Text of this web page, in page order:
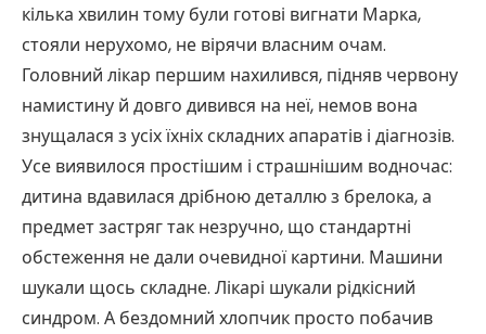
кілька хвилин тому були готові вигнати Марка,
стояли нерухомо, не вірячи власним очам.
Головний лікар першим нахилився, підняв червону
намистину й довго дивився на неї, немов вона
знущалася з усіх їхніх складних апаратів і діагнозів.
Усе виявилося простішим і страшнішим водночас:
дитина вдавилася дрібною деталлю з брелока, а
предмет застряг так незручно, що стандартні
обстеження не дали очевидної картини. Машини
шукали щось складне. Лікарі шукали рідкісний
синдром. А бездомний хлопчик просто побачив